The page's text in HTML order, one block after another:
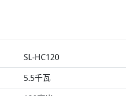
SL-HC120
5.5千瓦